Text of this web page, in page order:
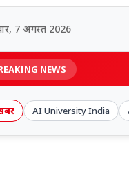
7 अगस्त 2026
NEWS
AI University India